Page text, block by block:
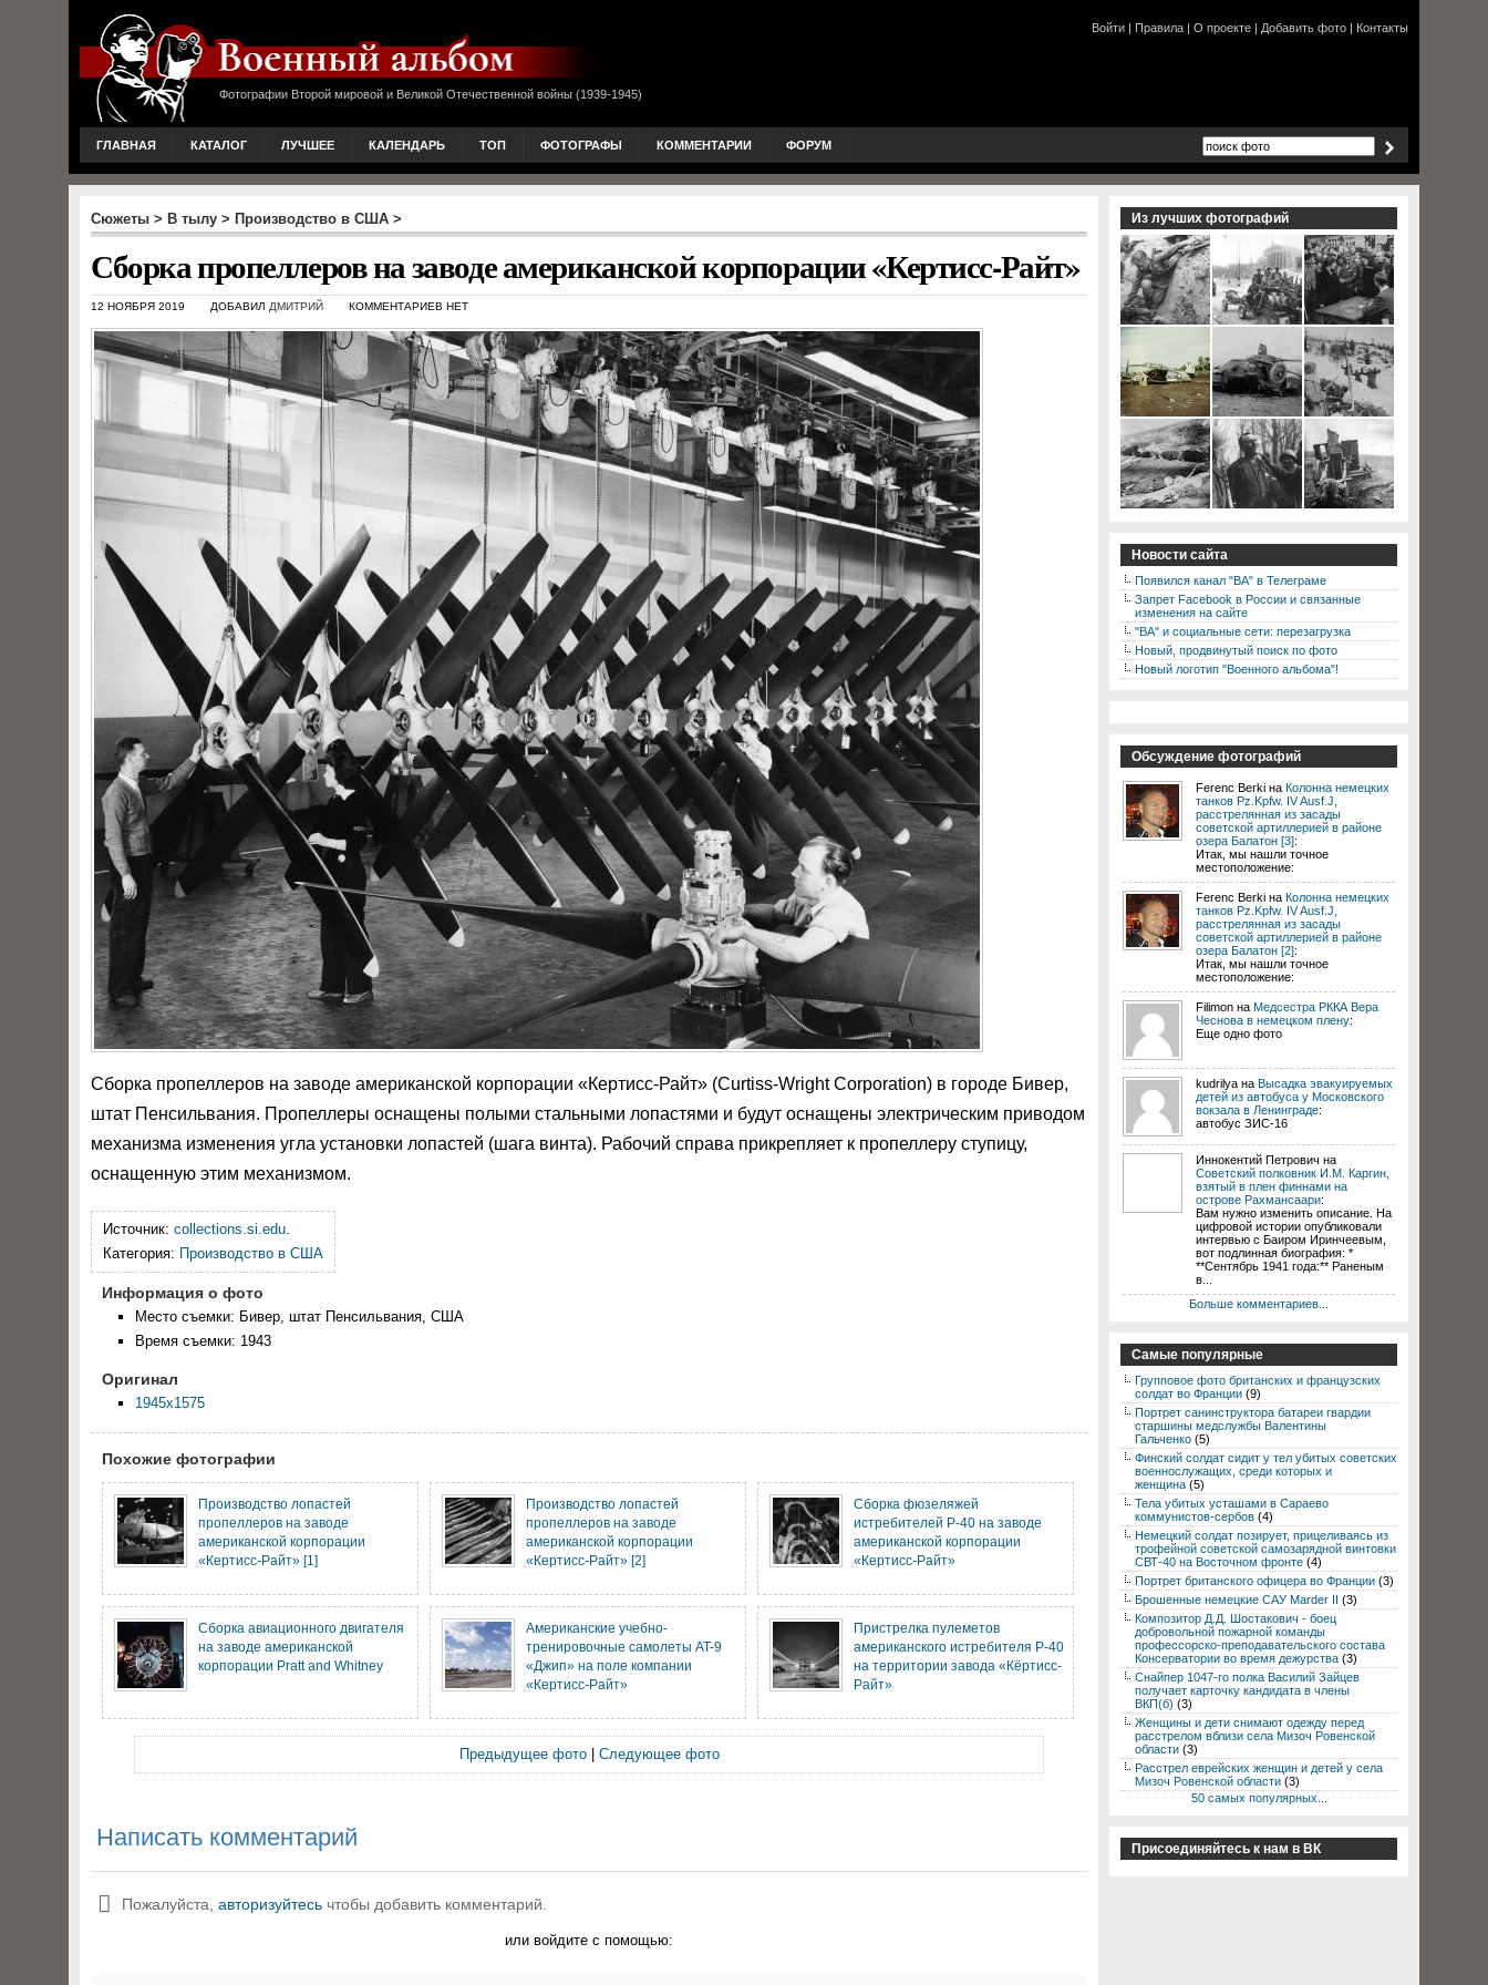
Фотографии Второй мировой и Великой Отечественной войны (1939-1945)
Войти | Правила | О проекте | Добавить фото | Контакты
ГЛАВНАЯ КАТАЛОГ ЛУЧШЕЕ КАЛЕНДАРЬ ТОП ФОТОГРАФЫ КОММЕНТАРИИ ФОРУМ
Сюжеты > В тылу > Производство в США >
Сборка пропеллеров на заводе американской корпорации «Кертисс-Райт»
12 НОЯБРЯ 2019 ДОБАВИЛ ДМИТРИЙ КОММЕНТАРИЕВ НЕТ
Сборка пропеллеров на заводе американской корпорации «Кертисс-Райт» (Curtiss-Wright Corporation) в городе Бивер,
штат Пенсильвания. Пропеллеры оснащены полыми стальными лопастями и будут оснащены электрическим приводом
механизма изменения угла установки лопастей (шага винта). Рабочий справа прикрепляет к пропеллеру ступицу,
оснащенную этим механизмом.
Источник: collections.si.edu.
Категория: Производство в США
Информация о фото
Место съемки: Бивер, штат Пенсильвания, США
Время съемки: 1943
Оригинал
1945x1575
Похожие фотографии
Производство лопастей
пропеллеров на заводе
американской корпорации
«Кертисс-Райт» [1]
Производство лопастей
пропеллеров на заводе
американской корпорации
«Кертисс-Райт» [2]
Сборка фюзеляжей
истребителей P-40 на заводе
американской корпорации
«Кертисс-Райт»
Сборка авиационного двигателя
на заводе американской
корпорации Pratt and Whitney
Американские учебно-
тренировочные самолеты AT-9
«Джип» на поле компании
«Кертисс-Райт»
Пристрелка пулеметов
американского истребителя P-40
на территории завода «Кёртисс-
Райт»
Предыдущее фото| Следующее фото
Написать комментарий
Пожалуйста, авторизуйтесь чтобы добавить комментарий.
или войдите с помощью:
Из лучших фотографий
Новости сайта
Появился канал "ВА" в Телеграме
Запрет Facebook в России и связанные
изменения на сайте
"ВА" и социальные сети: перезагрузка
Новый, продвинутый поиск по фото
Новый логотип "Военного альбома"!
Обсуждение фотографий
Ferenc Berki на Колонна немецких
танков Pz.Kpfw. IV Ausf.J,
расстрелянная из засады
советской артиллерией в районе
озера Балатон [3]:
Итак, мы нашли точное
местоположение:
Ferenc Berki на Колонна немецких
танков Pz.Kpfw. IV Ausf.J,
расстрелянная из засады
советской артиллерией в районе
озера Балатон [2]:
Итак, мы нашли точное
местоположение:
Filimon на Медсестра РККА Вера
Чеснова в немецком плену:
Еще одно фото
kudrilya на Высадка эвакуируемых
детей из автобуса у Московского
вокзала в Ленинграде:
автобус ЗИС-16
Иннокентий Петрович на
Советский полковник И.М. Каргин,
взятый в плен финнами на
острове Рахмансаари:
Вам нужно изменить описание. На
цифровой истории опубликовали
интервью с Баиром Иринчеевым,
вот подлинная биография: *
**Сентябрь 1941 года:** Раненым
в...
Больше комментариев...
Самые популярные
Групповое фото британских и французских
солдат во Франции (9)
Портрет санинструктора батареи гвардии
старшины медслужбы Валентины
Гальченко (5)
Финский солдат сидит у тел убитых советских
военнослужащих, среди которых и
женщина (5)
Тела убитых усташами в Сараево
коммунистов-сербов (4)
Немецкий солдат позирует, прицеливаясь из
трофейной советской самозарядной винтовки
СВТ-40 на Восточном фронте (4)
Портрет британского офицера во Франции (3)
Брошенные немецкие САУ Marder II (3)
Композитор Д.Д. Шостакович - боец
добровольной пожарной команды
профессорско-преподавательского состава
Консерватории во время дежурства (3)
Снайпер 1047-го полка Василий Зайцев
получает карточку кандидата в члены
ВКП(б) (3)
Женщины и дети снимают одежду перед
расстрелом вблизи села Мизоч Ровенской
области (3)
Расстрел еврейских женщин и детей у села
Мизоч Ровенской области (3)
50 самых популярных...
Присоединяйтесь к нам в ВК